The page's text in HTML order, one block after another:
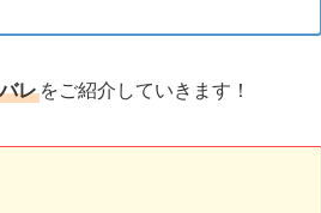
レ をご紹介していきます！